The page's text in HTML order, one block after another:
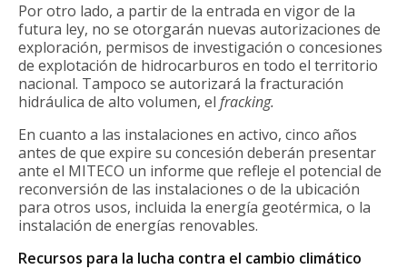
Por otro lado, a partir de la entrada en vigor de la
futura ley, no se otorgarán nuevas autorizaciones de
exploración, permisos de investigación o concesiones
de explotación de hidrocarburos en todo el territorio
nacional. Tampoco se autorizará la fracturación
hidráulica de alto volumen, el fracking.
En cuanto a las instalaciones en activo, cinco años
antes de que expire su concesión deberán presentar
ante el MITECO un informe que refleje el potencial de
reconversión de las instalaciones o de la ubicación
para otros usos, incluida la energía geotérmica, o la
instalación de energías renovables.
Recursos para la lucha contra el cambio climático